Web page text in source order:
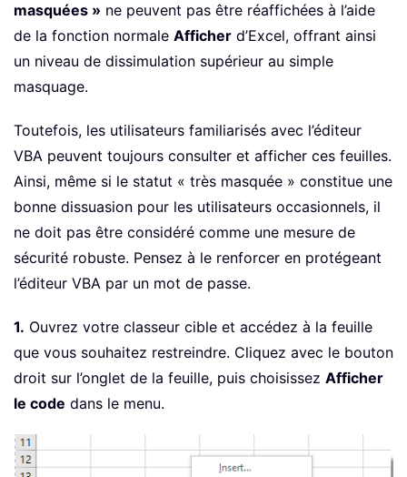
masquées » ne peuvent pas être réaffichées à l’aide
de la fonction normale Afficher d’Excel, offrant ainsi
un niveau de dissimulation supérieur au simple
masquage.
Toutefois, les utilisateurs familiarisés avec l’éditeur
VBA peuvent toujours consulter et afficher ces feuilles.
Ainsi, même si le statut « très masquée » constitue une
bonne dissuasion pour les utilisateurs occasionnels, il
ne doit pas être considéré comme une mesure de
sécurité robuste. Pensez à le renforcer en protégeant
l’éditeur VBA par un mot de passe.
1. Ouvrez votre classeur cible et accédez à la feuille
que vous souhaitez restreindre. Cliquez avec le bouton
droit sur l’onglet de la feuille, puis choisissez Afficher
le code dans le menu.